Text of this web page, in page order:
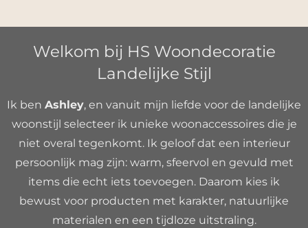
Welkom bij HS Woondecoratie
Landelijke Stijl
Ik ben Ashley, en vanuit mijn liefde voor de landelijke
woonstijl selecteer ik unieke woonaccessoires die je
niet overal tegenkomt. Ik geloof dat een interieur
persoonlijk mag zijn: warm, sfeervol en gevuld met
items die echt iets toevoegen. Daarom kies ik
bewust voor producten met karakter, natuurlijke
materialen en een tijdloze uitstraling.